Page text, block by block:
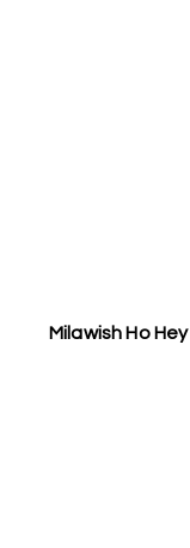
Milawish Ho Hey